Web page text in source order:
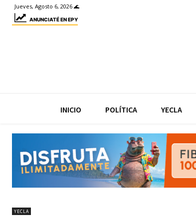
Jueves, Agosto 6, 2026 🌊
ANUNCIATÉ EN EPY
INICIO POLÍTICA YECLA
YECLA